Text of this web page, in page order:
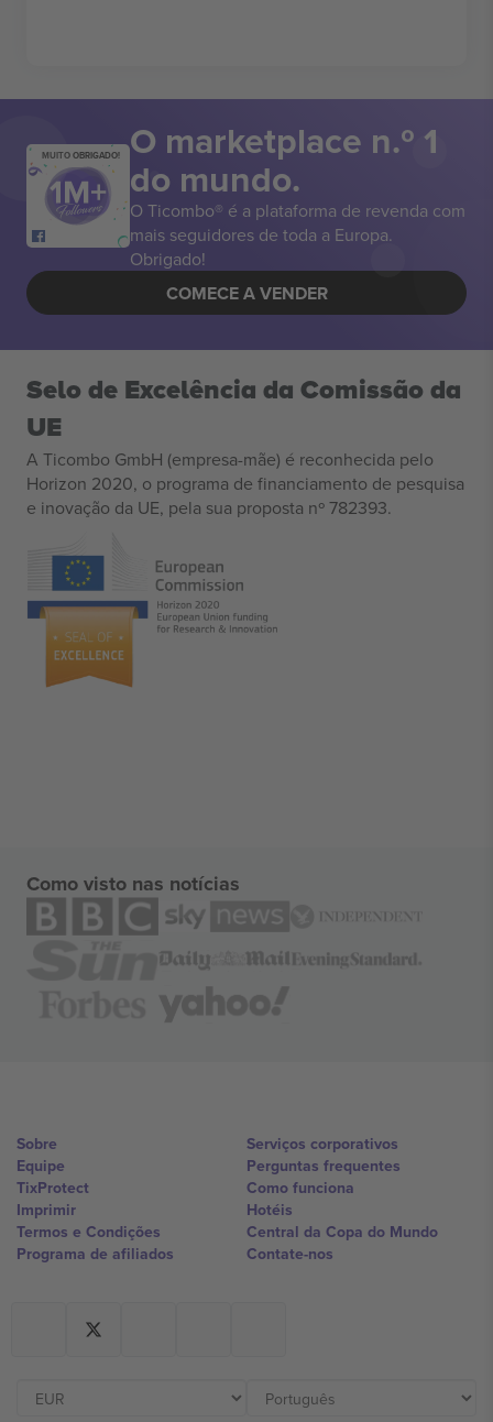
MUITO OBRIGADO! O marketplace n.º 1
do mundo.
O Ticombo® é a plataforma de revenda com
mais seguidores de toda a Europa.
Obrigado!
COMECE A VENDER
Selo de Excelência da Comissão da
UE
A Ticombo GmbH (empresa-mãe) é reconhecida pelo
Horizon 2020, o programa de financiamento de pesquisa
e inovação da UE, pela sua proposta nº 782393.
Como visto nas notícias
Sobre
Equipe
TixProtect
Imprimir
Termos e Condições
Programa de afiliados
Serviços corporativos
Perguntas frequentes
Como funciona
Hotéis
Central da Copa do Mundo
Contate-nos